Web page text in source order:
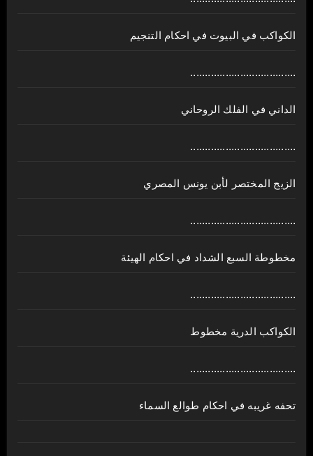
الكواكب في البيوت في احكام التنجيم
....................................
الداني في الفلك الروحاني
....................................
الزيج المختصر لأبن يونس المصري
....................................
مخطوطة السبع الشداد في احكام الهيئة
....................................
الكواكب الدرية مخطوط
....................................
تحفه غريبه في احكام طوالع السماء